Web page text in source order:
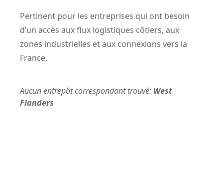
Pertinent pour les entreprises qui ont besoin
d’un accès aux flux logistiques côtiers, aux
zones industrielles et aux connexions vers la
France.
Aucun entrepôt correspondant trouvé: West
Flanders